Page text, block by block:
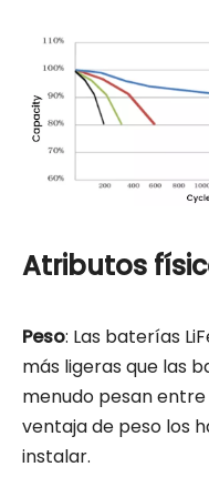
Atributos
Peso: Las baterías
más ligeras que las
menudo pesan entre
ventaja de peso los
instalar.